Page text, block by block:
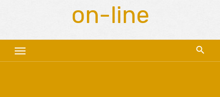
on-line